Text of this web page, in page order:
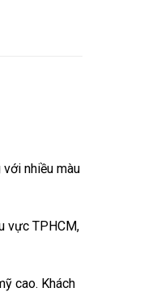
nhiều màu
vực TPHCM,
cao. Khách